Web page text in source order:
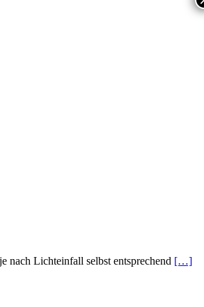
nach Lichteinfall selbst entsprechend […]